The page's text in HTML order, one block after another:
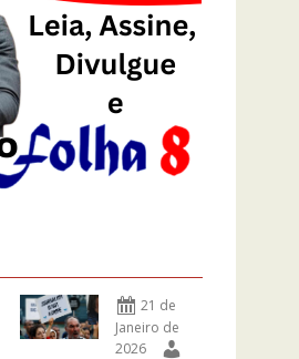
21 de
Janeiro de
2026